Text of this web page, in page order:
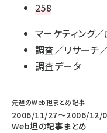
258
マーケティング
調査／リサーチ
調査データ
先週のWeb担まとめ記事
2006/11/27～2006/12/
Web坦の記事まとめ